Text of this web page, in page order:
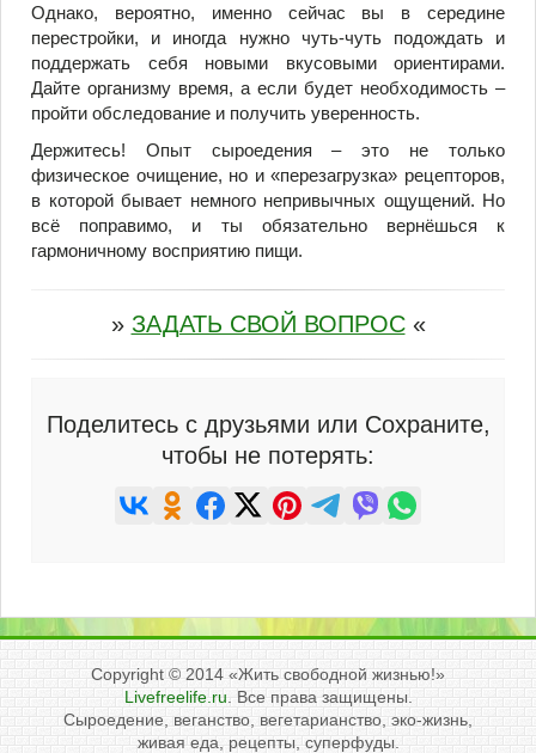
Однако, вероятно, именно сейчас вы в середине
перестройки, и иногда нужно чуть-чуть подождать и
поддержать себя новыми вкусовыми ориентирами.
Дайте организму время, а если будет необходимость –
пройти обследование и получить уверенность.
Держитесь! Опыт сыроедения – это не только
физическое очищение, но и «перезагрузка» рецепторов,
в которой бывает немного непривычных ощущений. Но
всё поправимо, и ты обязательно вернёшься к
гармоничному восприятию пищи.
» ЗАДАТЬ СВОЙ ВОПРОС«
Поделитесь с друзьями или Сохраните,
чтобы не потерять:
Copyright © 2014 «Жить свободной жизнью!»
Livefreelife.ru. Все права защищены.
Сыроедение, веганство, вегетарианство, эко-жизнь,
живая еда, рецепты, суперфуды.